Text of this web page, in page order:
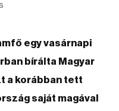
egy vasárnapi
bírálta Magyar
a korábban tett
saját magával